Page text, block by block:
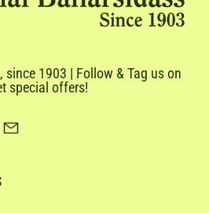
since 1903 | Follow & Tag us on
special offers!